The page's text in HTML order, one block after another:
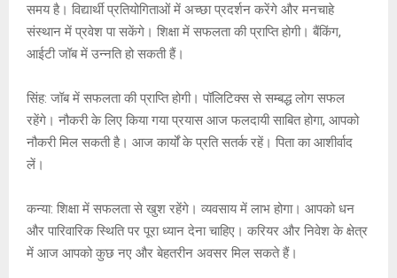
समय है। विद्यार्थी प्रतियोगिताओं में अच्छा प्रदर्शन करेंगे और मनचाहे
संस्थान में प्रवेश पा सकेंगे। शिक्षा में सफलता की प्राप्ति होगी। बैंकिंग,
आईटी जॉब में उन्नति हो सकती हैं।
सिंह: जॉब में सफलता की प्राप्ति होगी। पॉलिटिक्स से सम्बद्ध लोग सफल
रहेंगे। नौकरी के लिए किया गया प्रयास आज फलदायी साबित होगा, आपको
नौकरी मिल सकती है। आज कार्यों के प्रति सतर्क रहें। पिता का आशीर्वाद
लें।
कन्या: शिक्षा में सफलता से खुश रहेंगे। व्यवसाय में लाभ होगा। आपको धन
और पारिवारिक स्थिति पर पूरा ध्यान देना चाहिए। करियर और निवेश के क्षेत्र
में आज आपको कुछ नए और बेहतरीन अवसर मिल सकते हैं।